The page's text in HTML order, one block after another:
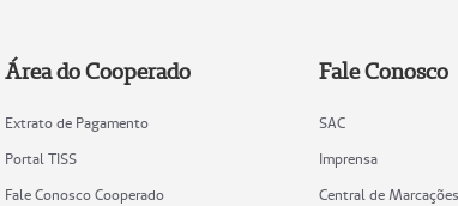
Área do Cooperado
Extrato de Pagamento
Portal TISS
Fale Conosco Cooperado
Fale Conosco
SAC
Imprensa
Central de Marcações